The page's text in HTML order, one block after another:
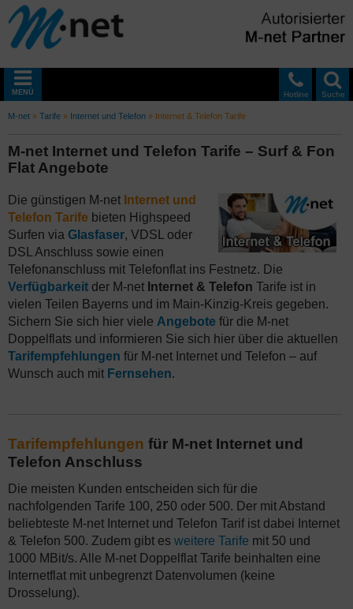
Suche
Hotline
MENÜ
M-net » Tarife » Internet und Telefon » Internet & Telefon Tarife
M-net Internet und Telefon Tarife – Surf & Fon
Flat Angebote
Die günstigen M-net Internet und
Telefon Tarife bieten Highspeed
Surfen via Glasfaser, VDSL oder
DSL Anschluss sowie einen
Telefonanschluss mit Telefonflat ins Festnetz. Die
Verfügbarkeit der M-net Internet & Telefon Tarife ist in
vielen Teilen Bayerns und im Main-Kinzig-Kreis gegeben.
Sichern Sie sich hier viele Angebote für die M-net
Doppelflats und informieren Sie sich hier über die aktuellen
Tarifempfehlungen für M-net Internet und Telefon – auf
Wunsch auch mit Fernsehen.
Tarifempfehlungen für M-net Internet und
Telefon Anschluss
Die meisten Kunden entscheiden sich für die
nachfolgenden Tarife 100, 250 oder 500. Der mit Abstand
beliebteste M-net Internet und Telefon Tarif ist dabei Internet
& Telefon 500. Zudem gibt es weitere Tarife mit 50 und
1000 MBit/s. Alle M-net Doppelflat Tarife beinhalten eine
Internetflat mit unbegrenzt Datenvolumen (keine
Drosselung).